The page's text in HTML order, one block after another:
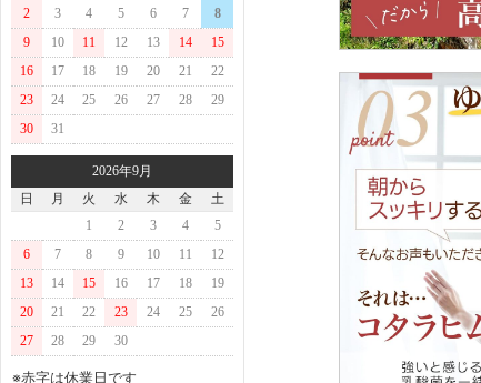
2
3 4 5 6 7
8
9
10 11 12 13 14
15
16
17 18 19 20 21
22
23
24 25 26 27 28
29
30
31
2026年9月
日
月 火 水 木 金
土
1
2 3 4
5
6
7 8 9 10 11
12
13
14 15 16 17 18
19
20
21 22 23 24 25
26
27
28 29 30
※赤字は休業日です